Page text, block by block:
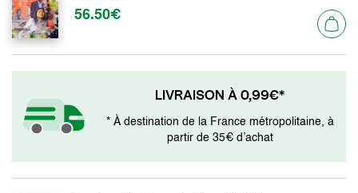
56.50€
LIVRAISON À 0,99€*
* À destination de la France métropolitaine, à
partir de 35€ d’achat